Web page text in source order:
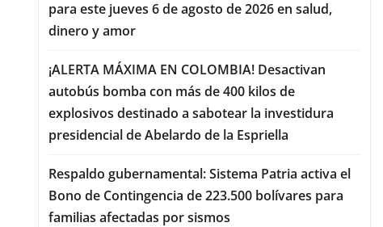
para este jueves 6 de agosto de 2026 en salud,
dinero y amor
¡ALERTA MÁXIMA EN COLOMBIA! Desactivan
autobús bomba con más de 400 kilos de
explosivos destinado a sabotear la investidura
presidencial de Abelardo de la Espriella
Respaldo gubernamental: Sistema Patria activa el
Bono de Contingencia de 223.500 bolívares para
familias afectadas por sismos